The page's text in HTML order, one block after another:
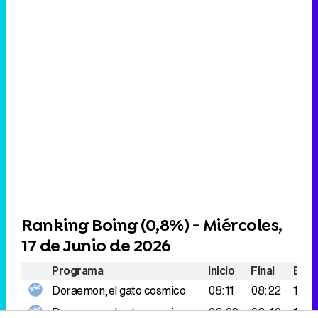
Ranking Boing (0,8%) - Miércoles,
17 de Junio de 2026
Programa Inicio Final
Doraemon,el gato cosmico
08:11 08:22
Doraemon,el gato cosmico
08:29 08:40